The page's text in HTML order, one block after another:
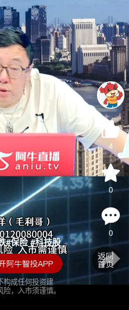
4
0
0
#保险 #科技股
构成任何投资建
，入市须谨慎。